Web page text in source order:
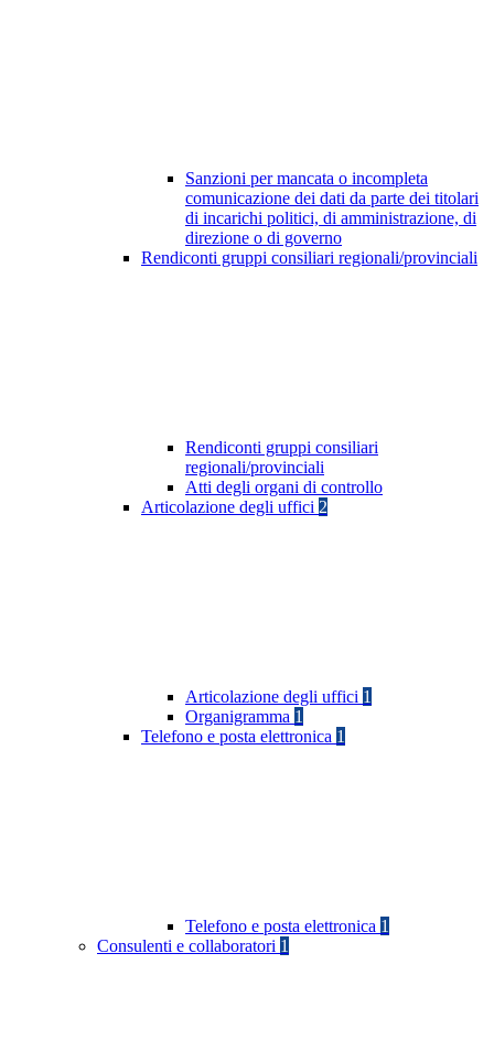
Sanzioni per mancata o incompleta
comunicazione dei dati da parte dei titolari
di incarichi politici, di amministrazione, di
direzione o di governo
Rendiconti gruppi consiliari regionali/provinciali
Rendiconti gruppi consiliari
regionali/provinciali
Atti degli organi di controllo
Articolazione degli uffici 2
Articolazione degli uffici 1
Organigramma 1
Telefono e posta elettronica 1
Telefono e posta elettronica 1
Consulenti e collaboratori 1